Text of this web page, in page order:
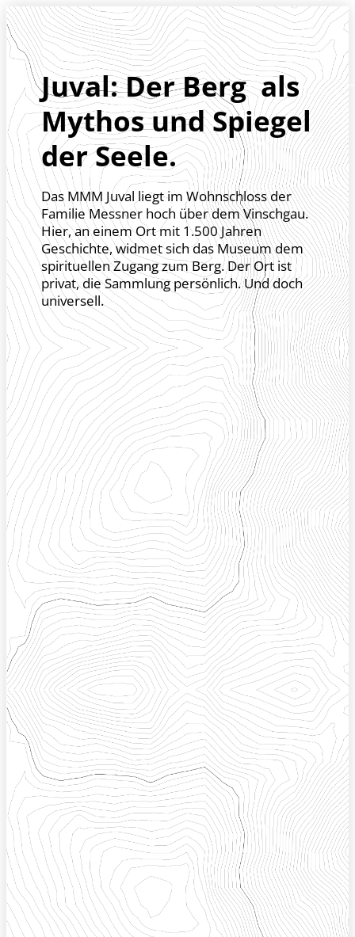
Zum Header springen (Control + Option+ 1)
Zum Inhalt springen ( Control + Option+ 2)
Zum Footer springen (Control + Option+ 3)
zur Navigation springen (Control + Option+ 4)
zur Suche springen ( Control + Option+ 5)
Barrierefreiheits-Widget öffnen (Control + Option+ 6)
Zur Barrierefreiheitserklaerung (Control + Option+ 7)
Juval: Der Berg als
Mythos und Spiegel
der Seele.
Das MMM Juval liegt im Wohnschloss der
Familie Messner hoch über dem Vinschgau.
Hier, an einem Ort mit 1.500 Jahren
Geschichte, widmet sich das Museum dem
spirituellen Zugang zum Berg. Der Ort ist
privat, die Sammlung persönlich. Und doch
universell.